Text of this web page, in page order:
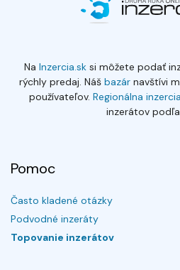
Na Inzercia.sksi môžete podať
rýchly predaj. Náš bazárnavštívi
používateľov. Regionálna inzercia
inzerátov
Pomoc
Často kladené otázky
Podvodné inzeráty
Topovanie inzerátov